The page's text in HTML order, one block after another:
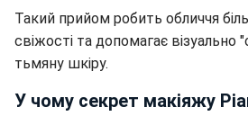
Такий прийом робить обличчя
свіжості та допомагає візуально
тьмяну шкіру.
У чому секрет макіяжу